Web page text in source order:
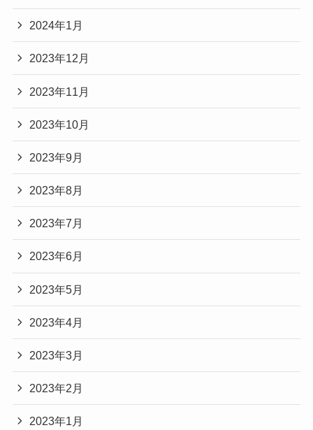
2024年1月
2023年12月
2023年11月
2023年10月
2023年9月
2023年8月
2023年7月
2023年6月
2023年5月
2023年4月
2023年3月
2023年2月
2023年1月